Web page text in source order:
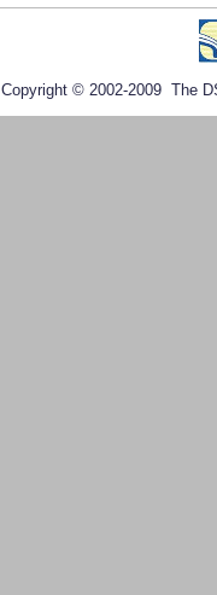
Copyright © 2002-2009 The